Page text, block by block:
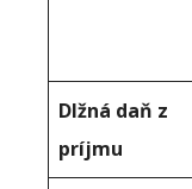
Dlžná daň z
príjmu